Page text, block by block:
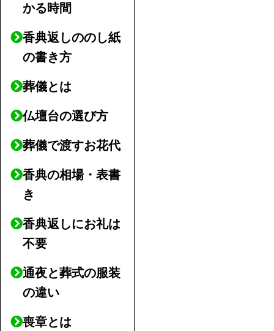
かる時間
香典返しののし紙
の書き方
葬儀とは
仏壇台の選び方
葬儀で渡すお花代
香典の相場・表書
き
香典返しにお礼は
不要
通夜と葬式の服装
の違い
喪章とは